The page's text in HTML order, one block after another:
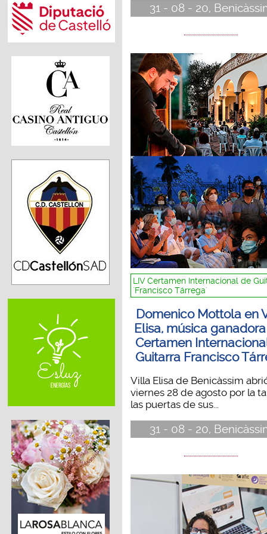
31 - 08 - 20,
LIV Certamen Internacional de
´Francisco Tárrega´
Domenico Mottola en
Elisa, música
Certamen
Guitarra Francisco
Villa Elisa de Benicàssim
viernes 28 de agosto por la
las puertas de sus...
31 - 08 - 20,